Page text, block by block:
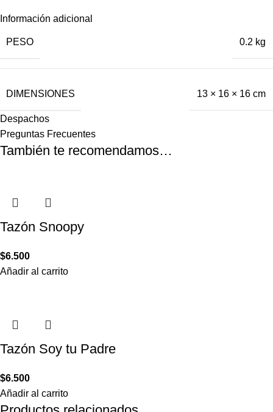
Información adicional
PESO 0.2 kg
DIMENSIONES 13 × 16 × 16 cm
Despachos
Preguntas Frecuentes
También te recomendamos…
Tazón Snoopy
$6.500
Añadir al carrito
Tazón Soy tu Padre
$6.500
Añadir al carrito